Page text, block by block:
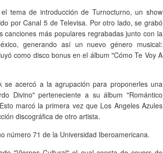
tema de introducción de Turnocturno, un show
por Canal 5 de Televisa. Por otro lado, se grabó
canciones más populares regrabadas junto con la
generando así un nuevo género musical:
como disco bonus en el álbum "Cómo Te Voy A
se acercó a la agrupación para proponerles una
Divino" perteneciente a su álbum "Romántico
marcó la primera vez que Los Angeles Azules
discográfica de otro artista.
número 71 de la Universidad Iberoamericana.